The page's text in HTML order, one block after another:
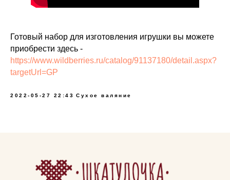
Готовый набор для изготовления игрушки вы можете
приобрести здесь -
https://www.wildberries.ru/catalog/91137180/detail.aspx?
targetUrl=GP
2022-05-27 22:43 Сухое валяние